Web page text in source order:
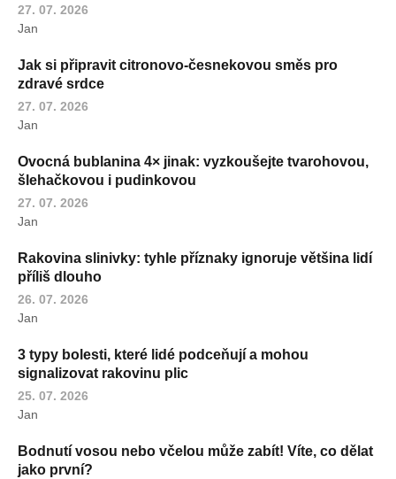
27. 07. 2026
Jan
Jak si připravit citronovo-česnekovou směs pro
zdravé srdce
27. 07. 2026
Jan
Ovocná bublanina 4× jinak: vyzkoušejte tvarohovou,
šlehačkovou i pudinkovou
27. 07. 2026
Jan
Rakovina slinivky: tyhle příznaky ignoruje většina lidí
příliš dlouho
26. 07. 2026
Jan
3 typy bolesti, které lidé podceňují a mohou
signalizovat rakovinu plic
25. 07. 2026
Jan
Bodnutí vosou nebo včelou může zabít! Víte, co dělat
jako první?